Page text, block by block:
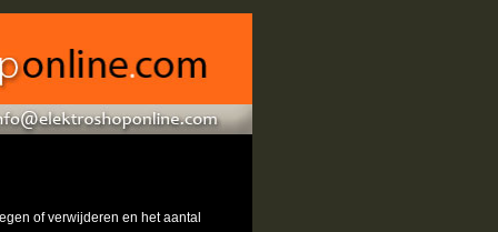
of verwijderen en het aantal